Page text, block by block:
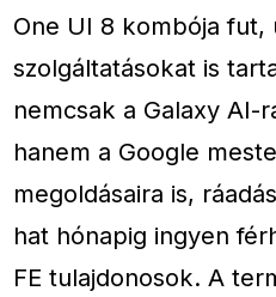
One UI 8 kombója fut,
szolgáltatásokat is
nemcsak a Galaxy AI-
hanem a Google
megoldásaira is,
hat hónapig ingyen
FE tulajdonosok. A